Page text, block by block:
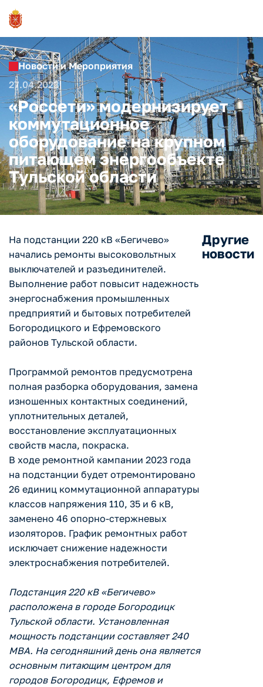
Новости и Мероприятия
27.04.2023
«Россети» модернизирует
коммутационное
оборудование на крупном
питающем энергообъекте
Тульской области
На подстанции 220 кВ «Бегичево»
начались ремонты высоковольтных
выключателей и разъединителей.
Выполнение работ повысит надежность
энергоснабжения промышленных
предприятий и бытовых потребителей
Богородицкого и Ефремовского
районов Тульской области.
Программой ремонтов предусмотрена
полная разборка оборудования, замена
изношенных контактных соединений,
уплотнительных деталей,
восстановление эксплуатационных
свойств масла, покраска.
В ходе ремонтной кампании 2023 года
на подстанции будет отремонтировано
26 единиц коммутационной аппаратуры
классов напряжения 110, 35 и 6 кВ,
заменено 46 опорно-стержневых
изоляторов. График ремонтных работ
исключает снижение надежности
электроснабжения потребителей.
Подстанция 220 кВ «Бегичево»
расположена в городе Богородицк
Тульской области. Установленная
мощность подстанции составляет 240
МВА. На сегодняшний день она является
основным питающим центром для
городов Богородицк, Ефремов и
Другие
новости